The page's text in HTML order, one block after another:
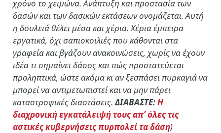
χρόνο το χειμώνα. Ανάπτυξη και προστασία των
δασών και των δασικών εκτάσεων ονομάζεται. Αυτή
η δουλειά θέλει μέσα και χέρια. Χέρια έμπειρα
εργατικά, όχι σαπιοκοιλιές που κάθονται στα
γραφεία και βγάζουν ανακοινώσεις, χωρίς να έχουν
ιδέα τι σημαίνει δάσος και πώς προστατεύεται
προληπτικά, ώστε ακόμα κι αν ξεσπάσει πυρκαγιά να
μπορεί να αντιμετωπιστεί και να μην πάρει
καταστροφικές διαστάσεις.ΔΙΑΒΑΣΤΕ:Η
διαχρονική εγκατάλειψή τους απ’ όλες τις
αστικές κυβερνήσεις πυρπολεί τα δάση)